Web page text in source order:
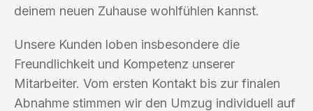
deinem neuen Zuhause wohlfühlen kannst.
Unsere Kunden loben insbesondere die
Freundlichkeit und Kompetenz unserer
Mitarbeiter. Vom ersten Kontakt bis zur finalen
Abnahme stimmen wir den Umzug individuell auf